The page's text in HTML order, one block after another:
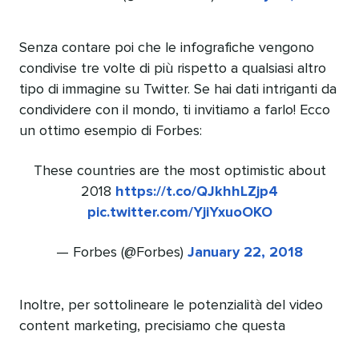
Senza contare poi che le infografiche vengono
condivise tre volte di più rispetto a qualsiasi altro
tipo di immagine su Twitter. Se hai dati intriganti da
condividere con il mondo, ti invitiamo a farlo! Ecco
un ottimo esempio di Forbes:
These countries are the most optimistic about
2018 https://t.co/QJkhhLZjp4
pic.twitter.com/YjiYxuoOKO
— Forbes (@Forbes) January 22, 2018
Inoltre, per sottolineare le potenzialità del video
content marketing, precisiamo che questa